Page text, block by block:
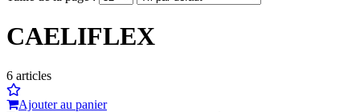
CAELIFLEX
6 articles
Ajouter au panier